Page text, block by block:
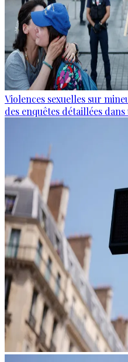
Violences sexuelles sur
des enquêtes détaillées